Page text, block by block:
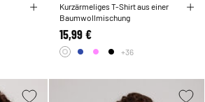
Kurzärmeliges T-Shirt aus einer
Baumwollmischung
15,99 €
+36